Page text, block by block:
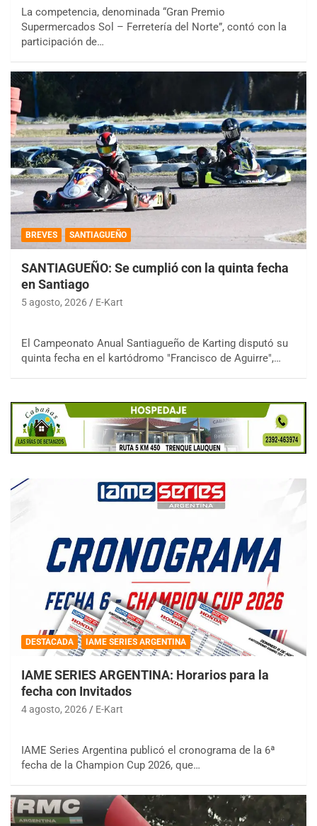
La competencia, denominada “Gran Premio
Supermercados Sol – Ferretería del Norte”, contó con la
participación de…
BREVES SANTIAGUEÑO
SANTIAGUEÑO: Se cumplió con la quinta fecha
en Santiago
5 agosto, 2026 E-Kart
El Campeonato Anual Santiagueño de Karting disputó su
quinta fecha en el kartódromo "Francisco de Aguirre",…
DESTACADA IAME SERIES ARGENTINA
IAME SERIES ARGENTINA: Horarios para la
fecha con Invitados
4 agosto, 2026 E-Kart
IAME Series Argentina publicó el cronograma de la 6ª
fecha de la Champion Cup 2026, que…